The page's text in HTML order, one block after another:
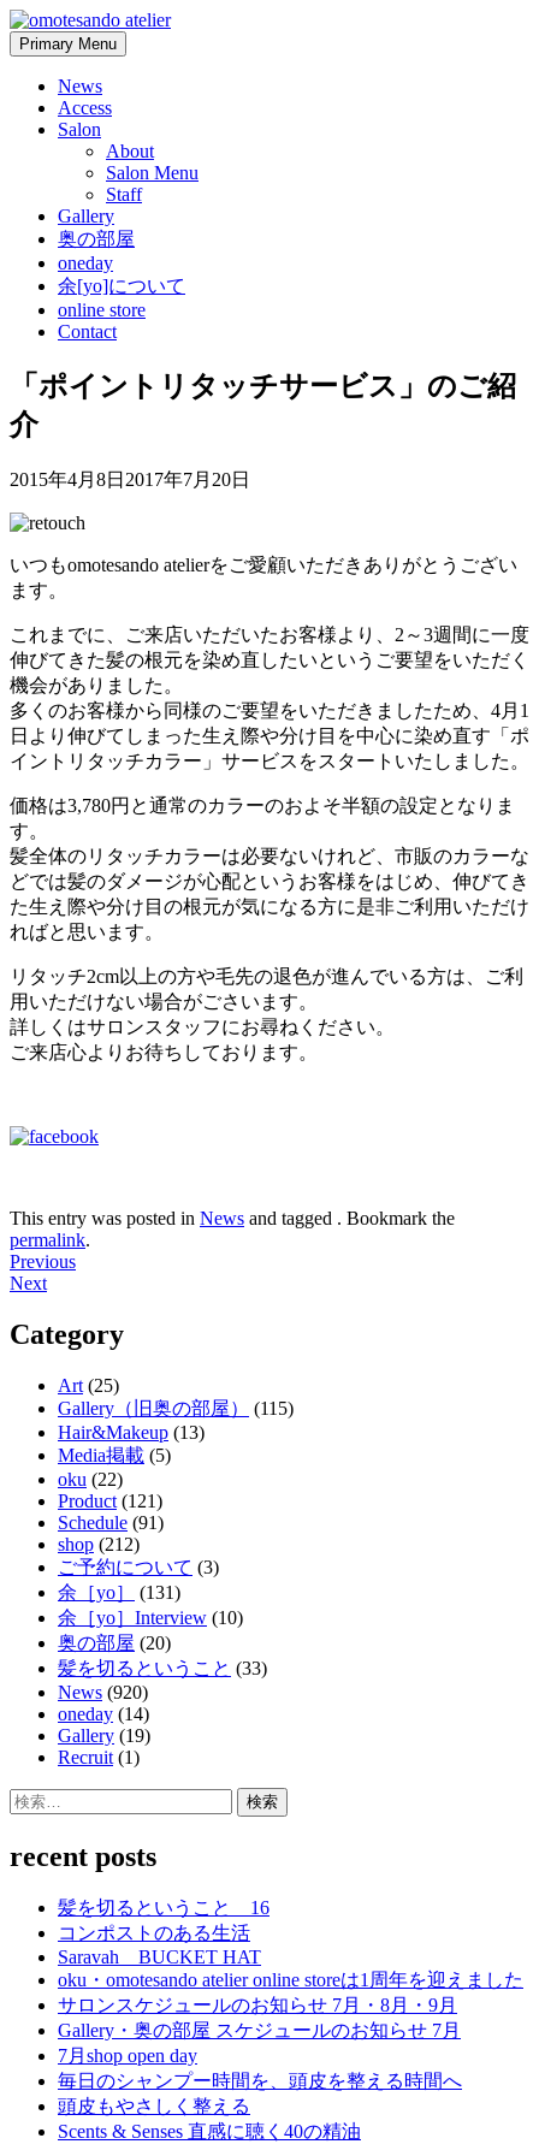
Skip
to
content
Primary Menu
News
Access
Salon
About
Salon Menu
Staff
Gallery
奥の部屋
oneday
余[yo]について
online store
Contact
「ポイントリタッチサービス」のご紹
介
2015年4月8日 2017年7月20日
いつもomotesando atelierをご愛顧いただきありがとうござい
ます。
これまでに、ご来店いただいたお客様より、2～3週間に一度
伸びてきた髪の根元を染め直したいというご要望をいただく
機会がありました。
多くのお客様から同様のご要望をいただきましたため、4月1
日より伸びてしまった生え際や分け目を中心に染め直す「ポ
イントリタッチカラー」サービスをスタートいたしました。
価格は3,780円と通常のカラーのおよそ半額の設定となりま
す。
髪全体のリタッチカラーは必要ないけれど、市販のカラーな
どでは髪のダメージが心配というお客様をはじめ、伸びてき
た生え際や分け目の根元が気になる方に是非ご利用いただけ
ればと思います。
リタッチ2cm以上の方や毛先の退色が進んでいる方は、ご利
用いただけない場合がごさいます。
詳しくはサロンスタッフにお尋ねください。
ご来店心よりお待ちしております。
This entry was posted in News and tagged . Bookmark the
permalink.
Post
navigation
Previous
Next
Category
Art (25)
Gallery（旧奥の部屋）
(115)
Hair&Makeup (13)
Media掲載 (5)
oku (22)
Product (121)
Schedule (91)
shop (212)
ご予約について (3)
余［yo］
(131)
余［yo］Interview (10)
奥の部屋 (20)
髪を切るということ (33)
News (920)
oneday (14)
Gallery (19)
Recruit (1)
検
recent posts
髪を切るということ 16
コンポストのある生活
Saravah BUCKET HAT
oku・omotesando atelier online storeは1周年を迎えました
サロンスケジュールのお知らせ 7月・8月・9月
Gallery・奥の部屋 スケジュールのお知らせ 7月
7月shop open day
毎日のシャンプー時間を、頭皮を整える時間へ
頭皮もやさしく整える
Scents & Senses 直感に聴く40の精油